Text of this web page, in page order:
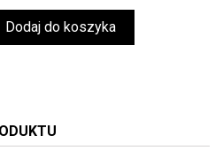
Dodaj do koszyka